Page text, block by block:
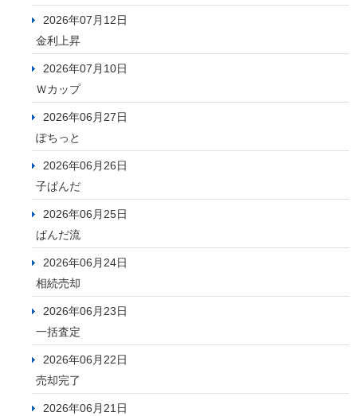
2026年07月12日
金利上昇
2026年07月10日
Ｗカップ
2026年06月27日
ぽちっと
2026年06月26日
子ぱんだ
2026年06月25日
ぱんだ流
2026年06月24日
相続売却
2026年06月23日
一括査定
2026年06月22日
売却完了
2026年06月21日